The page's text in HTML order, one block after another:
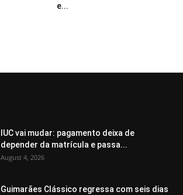
e...
IUC vai mudar: pagamento deixa de
depender da matrícula e passa...
August 4, 2026
Guimarães Clássico regressa com seis dias